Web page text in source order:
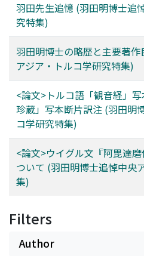
羽田先生追憶 (羽田明博士追
究特集)
羽田明博士の略歴と主要著
アジア・トルコ学研究特集)
<論文>トルコ語「観音経」
珍蔵」写本断片訳注 (羽田明
コ学研究特集)
<論文>ウイグル文『阿毘達
ついて (羽田明博士追悼中央
集)
Filters
Author